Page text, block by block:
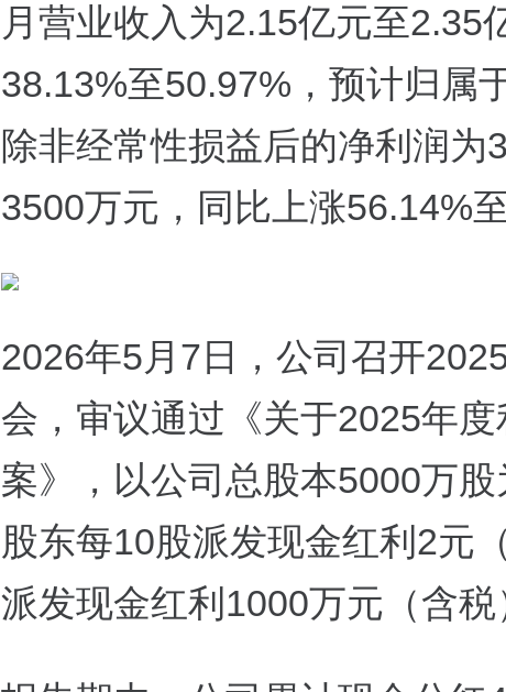
月营业收入为2.15亿元至2.35
38.13%至50.97%，预计归属
除非经常性损益后的净利润为
3500万元，同比上涨56.14%至
2026年5月7日，公司召开
会，审议通过《关于2025年
案》，以公司总股本5000万
股东每10股派发现金红利2元
派发现金红利1000万元（含税